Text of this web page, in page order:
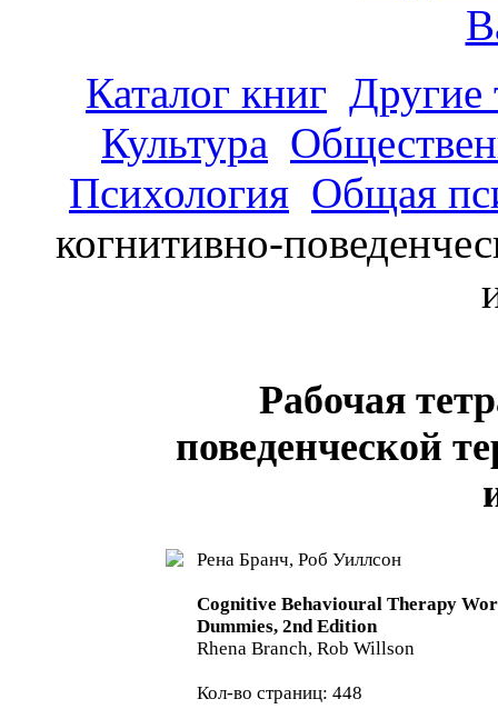
Каталог книг Другие
Культура
Психология Общая
когнитивно-
Рабочая
поведенческой
Рена Бранч, Роб Уиллсон
Cognitive Behavioural Therapy
Dummies, 2nd Edition
Rhena Branch, Rob Willson
Кол-во страниц: 448